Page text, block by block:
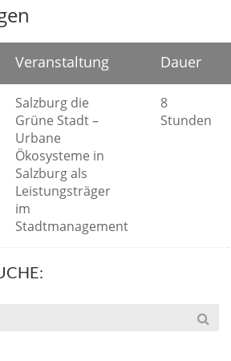
Veranstaltung Dauer
Salzburg die
Grüne Stadt –
Urbane
Ökosysteme in
Salzburg als
Leistungsträger
im
Stadtmanagement
8
Stunden